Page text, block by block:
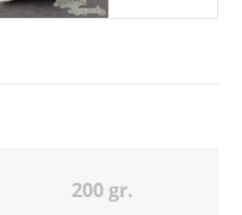
200 gr.